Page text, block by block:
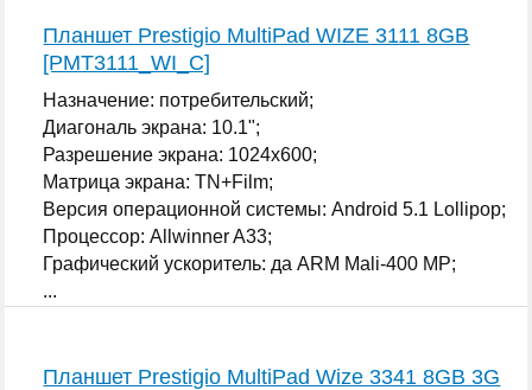
Планшет Prestigio MultiPad WIZE 3111 8GB
[PMT3111_WI_C]
Назначение: потребительский;
Диагональ экрана: 10.1";
Разрешение экрана: 1024x600;
Матрица экрана: TN+Film;
Версия операционной системы: Android 5.1 Lollipop;
Процессор: Allwinner A33;
Графический ускоритель: да ARM Mali-400 MP;
...
Планшет Prestigio MultiPad Wize 3341 8GB 3G